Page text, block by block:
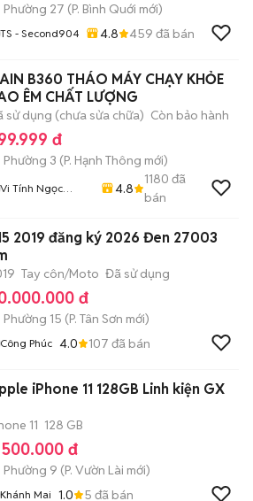
Phường 27 (P. Bình Quới mới)
TS - Second904 4.8 459 đã bán
B360 THÁO MÁY CHẠY KHỎE
ÊM CHẤT LƯỢNG
sử dụng (chưa sửa chữa) Còn bảo hành
đ
Phường 3 (P. Hạnh Thông mới)
Vi Tính Ngọc
4.8
1180 đã
bán
2019 đăng ký 2026 Đen 27003
Tay côn/Moto Đã sử dụng
đ
Phường 15 (P. Tân Sơn mới)
Công Phúc 4.0 107 đã bán
iPhone 11 128GB Linh kiện GX
11 128 GB
đ
Phường 9 (P. Vườn Lài mới)
Khánh Mai 1.0 5 đã bán